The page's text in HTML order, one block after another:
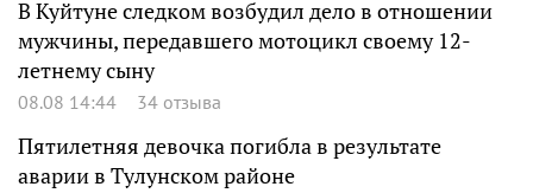
В Куйтуне следком возбудил дело в отношении
мужчины, передавшего мотоцикл своему 12-
летнему сыну
08.08 14:44 34 отзыва
Пятилетняя девочка погибла в результате
аварии в Тулунском районе